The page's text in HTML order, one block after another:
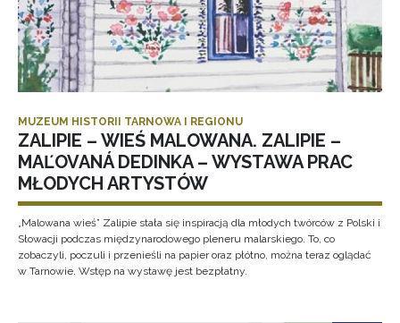
MUZEUM HISTORII TARNOWA I REGIONU
ZALIPIE – WIEŚ MALOWANA. ZALIPIE –
MAĽOVANÁ DEDINKA – WYSTAWA PRAC
MŁODYCH ARTYSTÓW
„Malowana wieś” Zalipie stała się inspiracją dla młodych twórców z Polski i
Słowacji podczas międzynarodowego pleneru malarskiego. To, co
zobaczyli, poczuli i przenieśli na papier oraz płótno, można teraz oglądać
w Tarnowie. Wstęp na wystawę jest bezpłatny.